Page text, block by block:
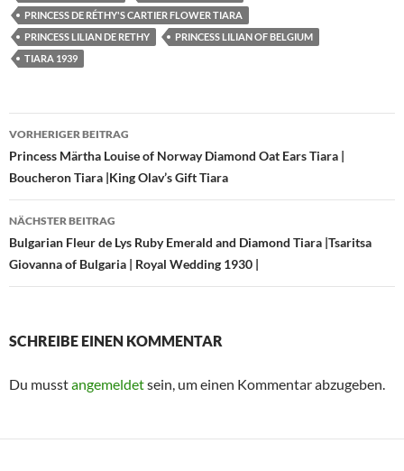
PRINCESS DE RÉTHY'S CARTIER FLOWER TIARA
PRINCESS LILIAN DE RETHY
PRINCESS LILIAN OF BELGIUM
TIARA 1939
Beitragsnavigation
VORHERIGER BEITRAG
Princess Märtha Louise of Norway Diamond Oat Ears Tiara |
Boucheron Tiara |King Olav’s Gift Tiara
NÄCHSTER BEITRAG
Bulgarian Fleur de Lys Ruby Emerald and Diamond Tiara |Tsaritsa
Giovanna of Bulgaria | Royal Wedding 1930 |
SCHREIBE EINEN KOMMENTAR
Du musstangemeldetsein, um einen Kommentar abzugeben.